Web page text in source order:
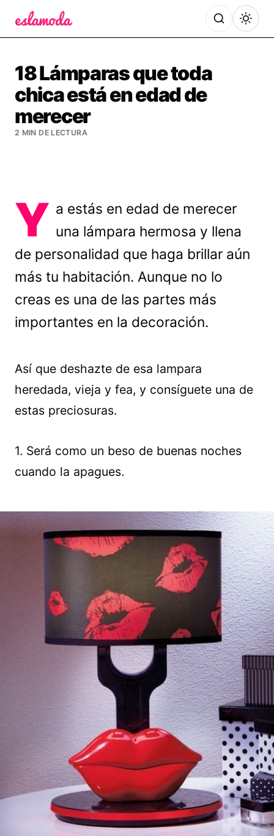
18 Lámparas que toda
chica está en edad de
merecer
2 MIN DE LECTURA
Y a estás en edad de merecer
una lámpara hermosa y llena
de personalidad que haga brillar aún
más tu habitación. Aunque no lo
creas es una de las partes más
importantes en la decoración.
Así que deshazte de esa lampara
heredada, vieja y fea, y consíguete una de
estas preciosuras.
1. Será como un beso de buenas noches
cuando la apagues.